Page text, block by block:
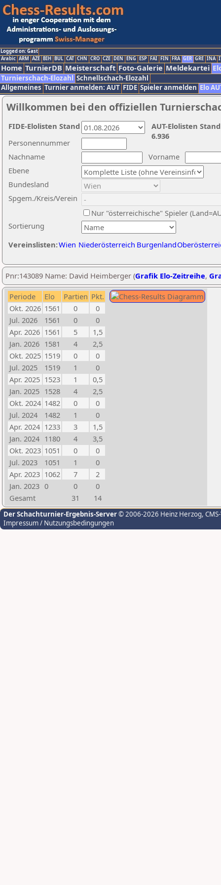
Logged on: Gast
Arabic ARM AZE BIH BUL CAT CHN CRO CZE DEN ENG ESP FAI FIN FRA GER GRE INA
Home TurnierDB Meisterschaft Foto-Galerie Meldekartei
Turnierschach-Elozahl Schnellschach-Elozahl
Allgemeines Turnier anmelden: AUT FIDE Spieler anmelden Elo
Willkommen bei den offiziellen
Nachname
Vorname
Ebene
Sortierung
Personennummer
Bundesland
Spgem./Kreis/Verein
Nur "österreichische" Spieler
Vereinslisten:Wien Niederösterreich Burgenland
AUT-Elolisten
6.936
FIDE-Elolisten Stand
Pnr:143089 Name: David Heimberger (Grafik Elo-Zeitreihe,
Periode Elo Partien Pkt.
Okt. 2026 1561 0
0
Jul. 2026
1561 0
0
Apr. 2026 1561 5
1,5
Jan. 2026 1581 4
2,5
Okt. 2025 1519 0
0
Jul. 2025
1519 1
0
Apr. 2025 1523 1
0,5
Jan. 2025 1528 4
2,5
Okt. 2024 1482 0
0
Jul. 2024
1482 1
0
Apr. 2024 1233 3
1,5
Jan. 2024 1180 4
3,5
Okt. 2023 1051 0
0
Jul. 2023
1051 1
0
Apr. 2023 1062 7
2
Jan. 2023 0 0
0
Gesamt
31 14
Der Schachturnier-Ergebnis-Server© 2006-2026 Heinz Herzog,
Impressum / Nutzungsbedingungen